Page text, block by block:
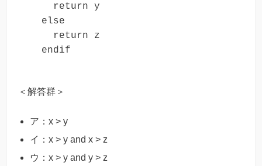
  endif
＜解答群＞
ア：x > y
イ：x > y and x > z
ウ：x > y and y > z